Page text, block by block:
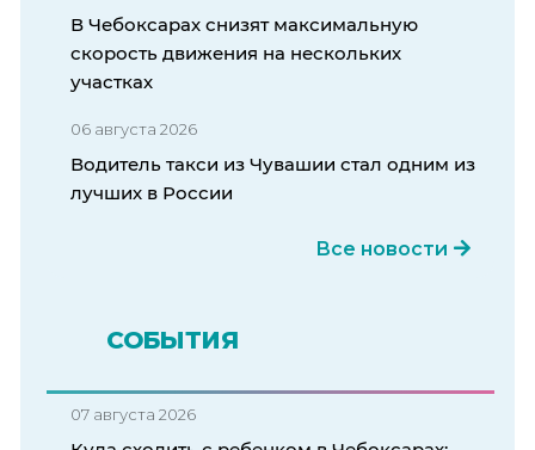
В Чебоксарах снизят максимальную
скорость движения на нескольких
участках
06 августа 2026
Водитель такси из Чувашии стал одним из
лучших в России
Все новости
СОБЫТИЯ
07 августа 2026